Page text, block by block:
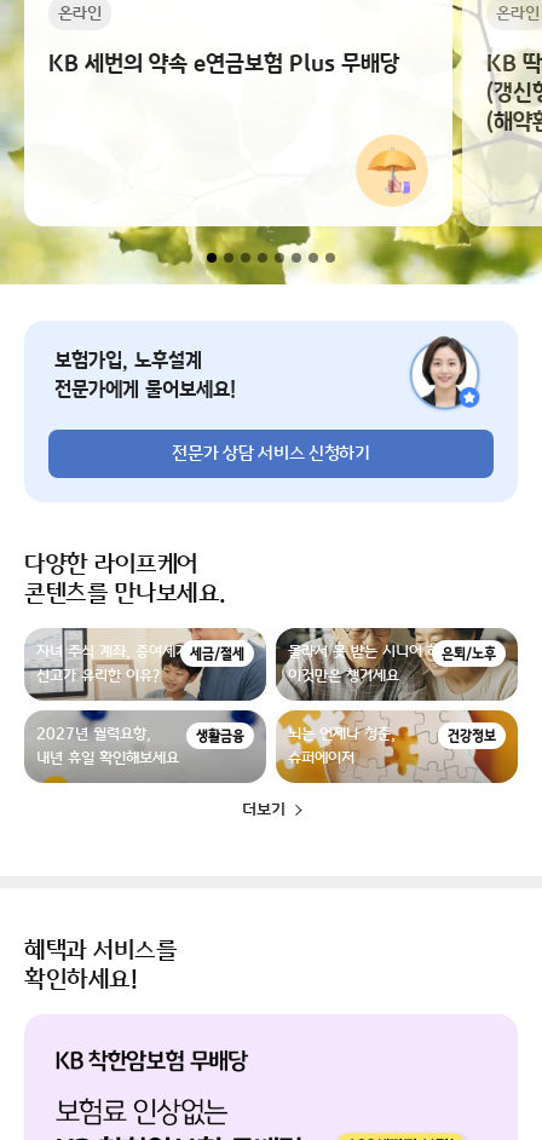
온라인
KB 세번의 약속 e연금보험 Plus 무배당
온라인
KB
(갱신
(해약
전문가 상담 서비스 신청
보험가입, 노후설계
전문가에게 물어보세요!
전문가 상담 서비스 신청하기
다양한 라이프케어
콘텐츠를 만나보세요.
세금/절세
자녀 주식 계좌, 증여세가 없더라도
신고가 유리한 이유?
은퇴/노후
몰라서 못 받는 시니어 혜택,
이것만은 챙기세요
생활금융
2027년 월력요항,
내년 휴일 확인해보세요
건강정보
뇌는 언제나 청춘,
슈퍼에이저
더보기
혜택과 서비스를
확인하세요!